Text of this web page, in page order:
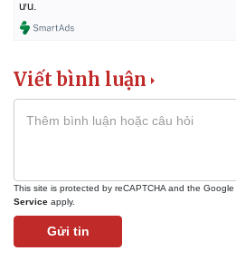
ưu.
Viết bình luận
This site is protected by reCAPTCHA and the Google
Service apply.
Gửi tin